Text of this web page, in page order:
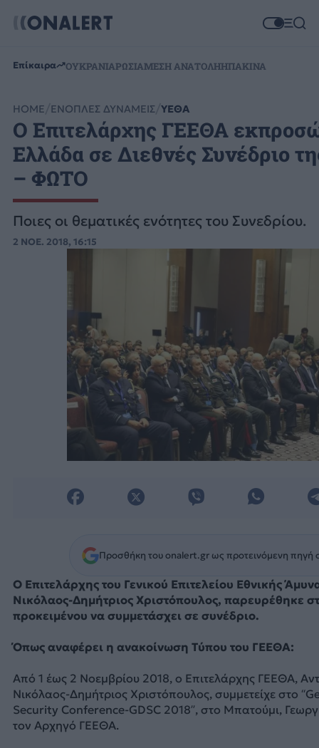
Επίκαιρα ΟΥΚΡΑΝΙΑΡΩΣΙΑΜΕΣΗ ΑΝΑΤΟΛΗΗΠΑΚΙΝΑ
HOME ΕΝΟΠΛΕΣ ΔΥΝΑΜΕΙΣ ΥΕΘΑ
Ο Επιτελάρχης ΓΕΕΘΑ
Ελλάδα σε Διεθνές Συνέδριο
– ΦΩΤΟ
Ποιες οι θεματικές ενότητες του Συνεδρίου.
2 ΝΟΕ. 2018, 16:15
Προσθήκη του onalert.gr ως προτεινόμενη πηγή
Ο Επιτελάρχης του Γενικού Επιτελείου Εθνικής
Νικόλαος-Δημήτριος Χριστόπουλος, παρευρέθηκε
προκειμένου να συμμετάσχει σε συνέδριο.
Όπως αναφέρει η ανακοίνωση Τύπου του ΓΕΕΘΑ:
Από 1 έως 2 Νοεμβρίου 2018, ο Επιτελάρχης ΓΕΕΘΑ,
Νικόλαος-Δημήτριος Χριστόπουλος, συμμετείχε στο
Security Conference-GDSC 2018”, στο Μπατούμι,
τον Αρχηγό ΓΕΕΘΑ.